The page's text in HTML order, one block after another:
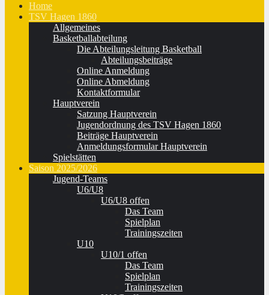
Home
TSV Hagen 1860
Allgemeines
Basketballabteilung
Die Abteilungsleitung Basketball
Abteilungsbeiträge
Online Anmeldung
Online Abmeldung
Kontaktformular
Hauptverein
Satzung Hauptverein
Jugendordnung des TSV Hagen 1860
Beiträge Hauptverein
Anmeldungsformular Hauptverein
Spielstätten
Saison 2025/2026
Jugend-Teams
U6/U8
U6/U8 offen
Das Team
Spielplan
Trainingszeiten
U10
U10/1 offen
Das Team
Spielplan
Trainingszeiten